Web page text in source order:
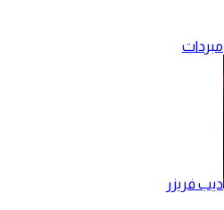
مبردات
ديب فريزر